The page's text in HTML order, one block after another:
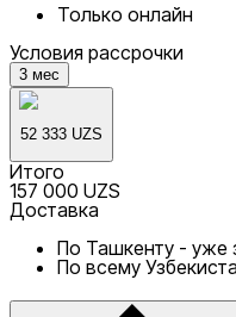
Только онлайн
Условия рассрочки
3 мес
52 333 UZS
Итого
157 000 UZS
Доставка
По Ташкенту - уже
По всему